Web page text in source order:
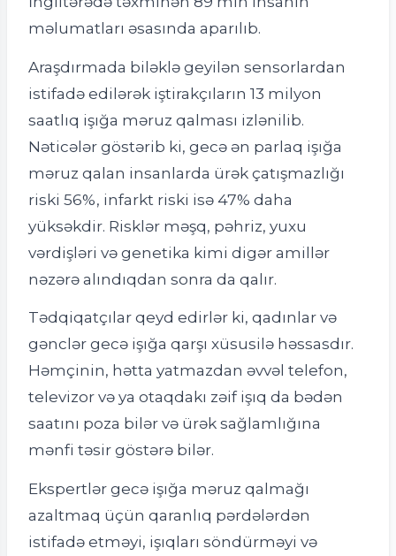
məlumatları əsasında aparılıb.
Araşdırmada biləklə geyilən sensorlardan
istifadə edilərək iştirakçıların 13 milyon
saatlıq işığa məruz qalması izlənilib.
Nəticələr göstərib ki, gecə ən parlaq işığa
məruz qalan insanlarda ürək çatışmazlığı
riski 56%, infarkt riski isə 47% daha
yüksəkdir. Risklər məşq, pəhriz, yuxu
vərdişləri və genetika kimi digər amillər
nəzərə alındıqdan sonra da qalır.
Tədqiqatçılar qeyd edirlər ki, qadınlar və
gənclər gecə işığa qarşı xüsusilə həssasdır.
Həmçinin, hətta yatmazdan əvvəl telefon,
televizor və ya otaqdakı zəif işıq da bədən
saatını poza bilər və ürək sağlamlığına
mənfi təsir göstərə bilər.
Ekspertlər gecə işığa məruz qalmağı
azaltmaq üçün qaranlıq pərdələrdən
istifadə etməyi, işıqları söndürməyi və